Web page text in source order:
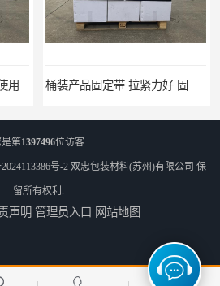
第1397496位访客
号-2 双忠包装材料(苏州)有限公司 保
留所有权利.
声明 管理员入口 网站地图